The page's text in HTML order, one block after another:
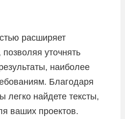
расширяет
уточнять
наиболее
Благодаря
легко найдете тексты,
ваших проектов.